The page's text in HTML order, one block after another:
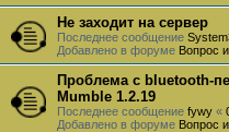
Не заходит на сервер
Последнее сообщение
Добавлено в форуме Вопрос
Проблема с bluetooth-
Mumble 1.2.19
Последнее сообщение fywy «
Добавлено в форуме Вопрос